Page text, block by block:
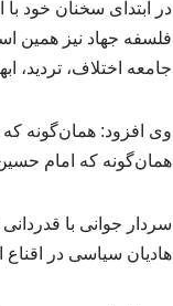
در ابتدای سخنان خود
فلسفه جهاد نیز همین
جامعه اختلاف، تردید،
وی افزود: همان‌گونه که
همان‌گونه که امام
سردار جوانی با
هادیان سیاسی در